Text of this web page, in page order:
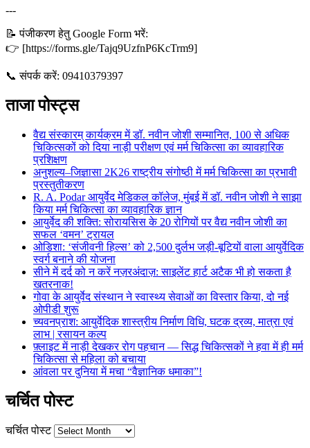
---
📝 पंजीकरण हेतु Google Form भरें:
👉 [https://forms.gle/Tajq9UzfnP6KcTrm9]
📞 संपर्क करें: 09410379397
ताजा पोस्ट्स
वैद्य संस्कारम् कार्यक्रम में डॉ. नवीन जोशी सम्मानित, 100 से अधिक
चिकित्सकों को दिया नाड़ी परीक्षण एवं मर्म चिकित्सा का व्यावहारिक
प्रशिक्षण
अनुशल्य–जिज्ञासा 2K26 राष्ट्रीय संगोष्ठी में मर्म चिकित्सा का प्रभावी
प्रस्तुतीकरण
R. A. Podar आयुर्वेद मेडिकल कॉलेज, मुंबई में डॉ. नवीन जोशी ने साझा
किया मर्म चिकित्सा का व्यावहारिक ज्ञान
आयुर्वेद की शक्ति: सोरायसिस के 20 रोगियों पर वैद्य नवीन जोशी का
सफल ‘वमन’ ट्रायल
ओडिशा: ‘संजीवनी हिल्स’ को 2,500 दुर्लभ जड़ी-बूटियों वाला आयुर्वेदिक
स्वर्ग बनाने की योजना
सीने में दर्द को न करें नज़रअंदाज़: साइलेंट हार्ट अटैक भी हो सकता है
खतरनाक!
गोवा के आयुर्वेद संस्थान ने स्वास्थ्य सेवाओं का विस्तार किया, दो नई
ओपीडी शुरू
च्यवनप्राश: आयुर्वेदिक शास्त्रीय निर्माण विधि, घटक द्रव्य, मात्रा एवं
लाभ | रसायन कल्प
फ़्लाइट में नाड़ी देखकर रोग पहचान — सिद्ध चिकित्सकों ने हवा में ही मर्म
चिकित्सा से महिला को बचाया
आंवला पर दुनिया में मचा “वैज्ञानिक धमाका”!
चर्चित पोस्ट
चर्चित पोस्ट